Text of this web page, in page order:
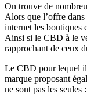
On trouve de
Alors que l’offre
internet les boutiques
Ainsi si le CBD à le
rapprochant de ceux
Le CBD pour lequel il
marque proposant
ne sont pas les